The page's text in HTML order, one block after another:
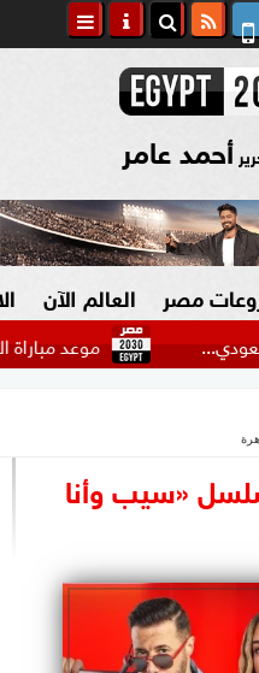
أحمد عامر
مصر
في مصر
العالم الآن
موعد مباراة الأهلي وبرشلونة 2026 في كأس خوان
«سيب وأنا